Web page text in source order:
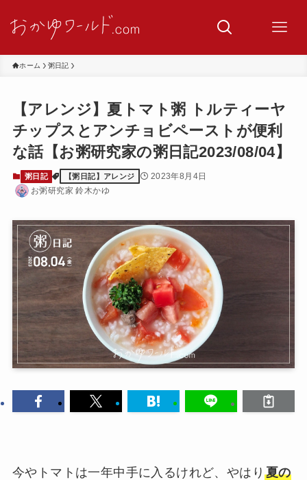
ホーム 粥日記
【アレンジ】夏トマト粥 トルティーヤ
チップスとアンチョビペーストが便利
な話【お粥研究家の粥日記2023/08/04】
粥日記 【粥日記】アレンジ
2023年8月4日
お粥研究家 鈴木かゆ
今やトマトは一年中手に入るけれど、やはり 夏の